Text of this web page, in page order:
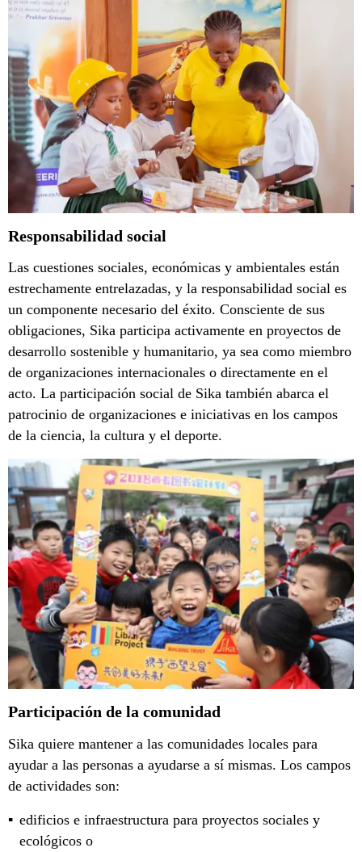
Responsabilidad social
Las cuestiones sociales, económicas y ambientales están
estrechamente entrelazadas, y la responsabilidad social es
un componente necesario del éxito. Consciente de sus
obligaciones, Sika participa activamente en proyectos de
desarrollo sostenible y humanitario, ya sea como miembro
de organizaciones internacionales o directamente en el
acto. La participación social de Sika también abarca el
patrocinio de organizaciones e iniciativas en los campos
de la ciencia, la cultura y el deporte.
Participación de la comunidad
Sika quiere mantener a las comunidades locales para
ayudar a las personas a ayudarse a sí mismas. Los campos
de actividades son:
edificios e infraestructura para proyectos sociales y
ecológicos o